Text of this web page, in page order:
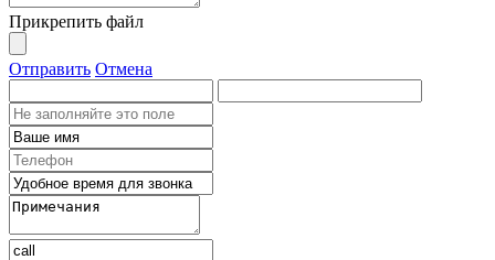
Прикрепить файл
Отправить Отмена